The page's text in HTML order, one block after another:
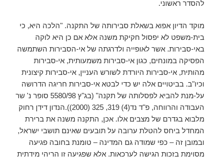
להסדר ראשוני.
מוקד הדיון אפוא בשאלת סבירותה של התקנה. "הלכה היא, כי
בית-משפט לא יפסול חקיקת משנה אלא אם כן היא לוקה
באי-סבירות. אשר לאופייה ולדרגתה של אי-הסבירות השתמשה
הפסיקה במונחים, כגון אי-סבירות משמעותית, אי-סבירות
מהותית, אי-סבירות היורדת לשורש העניין, אי-סבירות קיצונית
וכיו"ב. בביטויים אלה יש כדי לבטא אי-סבירות חריגה הדרושה
על-מנת להביא לפסלותה של תקנה" (בג"ץ 5580/98 סופר נ' שר
העבודה והרווחה, פ"ד נד(4) 319, 325 (2000)).הנדון דידן רחוק
מלבוא בגדרם של מצבים אלו. אכן, התקנה משנה את ברירת
המחדל ביחס להטלת ערובה על תובעים שאינם תושבי ישראל,
ובמובן זה – כפי שמודה גם המדינה – טומנת בחובה פגיעה
מסוימת בזכות הגישה לערכאות. אלא שפגיעה זו הריהי מידתית